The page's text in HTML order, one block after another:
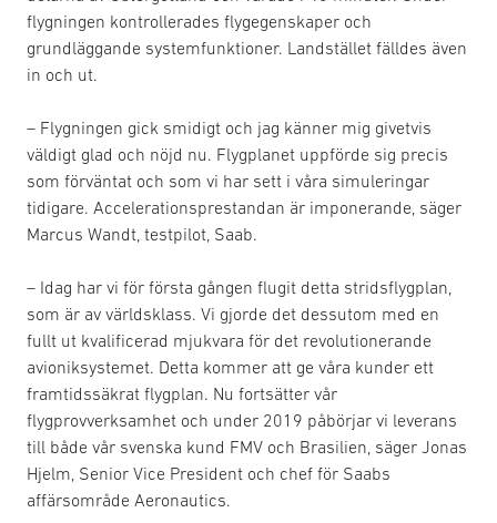
flygningen kontrollerades flygegenskaper och
grundläggande systemfunktioner. Landstället fälldes även
in och ut.
– Flygningen gick smidigt och jag känner mig givetvis
väldigt glad och nöjd nu. Flygplanet uppförde sig precis
som förväntat och som vi har sett i våra simuleringar
tidigare. Accelerationsprestandan är imponerande, säger
Marcus Wandt, testpilot, Saab.
– Idag har vi för första gången flugit detta stridsflygplan,
som är av världsklass. Vi gjorde det dessutom med en
fullt ut kvalificerad mjukvara för det revolutionerande
avioniksystemet. Detta kommer att ge våra kunder ett
framtidssäkrat flygplan. Nu fortsätter vår
flygprovverksamhet och under 2019 påbörjar vi leverans
till både vår svenska kund FMV och Brasilien, säger Jonas
Hjelm, Senior Vice President och chef för Saabs
affärsområde Aeronautics.